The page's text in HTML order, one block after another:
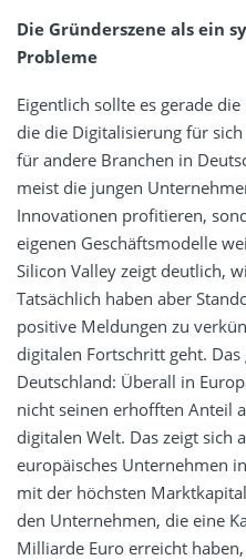
Die Gründerszene als ein
Probleme
Eigentlich sollte es gerade
die die Digitalisierung für
für andere Branchen in
meist die jungen
Innovationen profitieren,
eigenen Geschäftsmodelle
Silicon Valley zeigt deutlich,
Tatsächlich haben aber
positive Meldungen zu
digitalen Fortschritt geht.
Deutschland: Überall in
nicht seinen erhofften Anteil
digitalen Welt. Das zeigt sich
europäisches Unternehmen
mit der höchsten
den Unternehmen, die eine
Milliarde Euro erreicht